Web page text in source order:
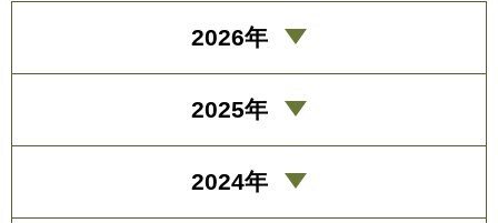
2026年
2025年
2024年